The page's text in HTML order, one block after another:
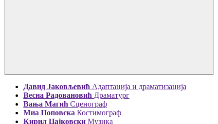
Давид Јаковљeвић Адаптација и драматизација
Весна Радовановић Драматург
Вања Магић Сцeнограф
Миа Поповска Костимограф
Кирил Џајковски Музика